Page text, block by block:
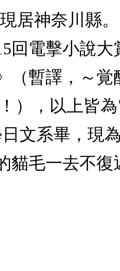
居神奈川縣
回電擊小說大
（暫譯，～覚
），以上皆
文系畢，現
貓毛一去不復